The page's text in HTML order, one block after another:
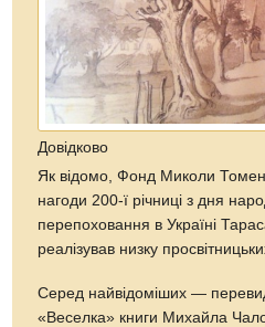
Довідково
Як відомо, Фонд Миколи
нагоди 200-ї річниці з дня
перепоховання в Україні
реалізував низку
Серед найвідоміших —
«Веселка» книги Михайла